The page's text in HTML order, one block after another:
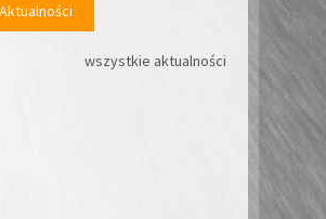
Aktualności
wszystkie aktualności